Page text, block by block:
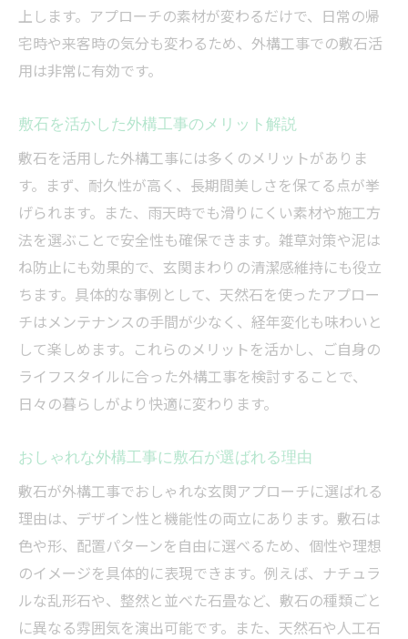
敷石と飛び石が与える外構工事の印象の違
い
外構工事で迷う敷石と飛び石の選び方
外構工事で抑える敷石費用相場の基礎知識
コスパ重視の外構工事におすすめな敷石選
び
敷石の種類別に見る外構工事費用の違い
外構工事で敷石費用を抑えるコツと注意点
アウトレットやホームセンター活用術
DIYでも楽しめる敷石外構工事の方法
外構工事で敷石DIYに挑戦する手順とコツ
ホームセンターで揃う敷石材料と選び方
DIY外構工事に適した敷石の特徴とは
初心者でも安心な外構工事敷石DIYの流れ
安全性とデザイン性を両立する敷石の選定術
外構工事で重視する敷石の安全性とは
デザイン性も考慮した敷石選びのコツ
滑りにくい敷石で安心の外構工事を実現
外構工事で両立する安全性とおしゃれ感
上します。アプローチの素材が変わるだけで、日常の帰
宅時や来客時の気分も変わるため、外構工事での敷石活
用は非常に有効です。
敷石を活かした外構工事のメリット解説
敷石を活用した外構工事には多くのメリットがありま
す。まず、耐久性が高く、長期間美しさを保てる点が挙
げられます。また、雨天時でも滑りにくい素材や施工方
法を選ぶことで安全性も確保できます。雑草対策や泥は
ね防止にも効果的で、玄関まわりの清潔感維持にも役立
ちます。具体的な事例として、天然石を使ったアプロー
チはメンテナンスの手間が少なく、経年変化も味わいと
して楽しめます。これらのメリットを活かし、ご自身の
ライフスタイルに合った外構工事を検討することで、
日々の暮らしがより快適に変わります。
おしゃれな外構工事に敷石が選ばれる理由
敷石が外構工事でおしゃれな玄関アプローチに選ばれる
理由は、デザイン性と機能性の両立にあります。敷石は
色や形、配置パターンを自由に選べるため、個性や理想
のイメージを具体的に表現できます。例えば、ナチュラ
ルな乱形石や、整然と並べた石畳など、敷石の種類ごと
に異なる雰囲気を演出可能です。また、天然石や人工石